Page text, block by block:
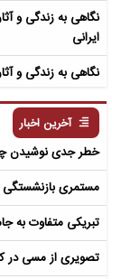
نگاهی به زندگی و
ایرانی
نگاهی به زندگی و
آخرین اخبار
خطر جدی نوشیدن
مستمری بازنشستگی با ۲۰، ۳۰ و ۳۵ سال سابقه چگونه محاسبه
تبریکی متفاوت به
تصویری از مسی در